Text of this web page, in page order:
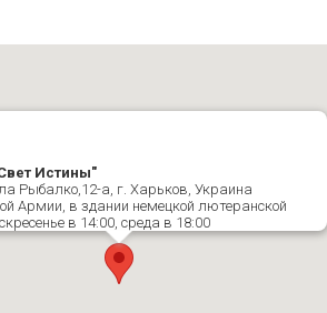
Истины"
Рыбалко,12-а, г. Харьков, Украина
Армии, в здании немецкой лютеранской
в 14:00, среда в 18:00